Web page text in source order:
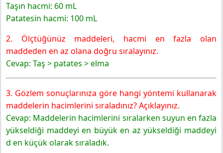
Taşın hacmi: 60 mL
Patatesin hacmi: 100 mL
2. Ölçtüğünüz maddeleri, hacmi en fazla olan
maddeden en az olana doğru sıralayınız.
Cevap: Taş > patates > elma
3. Gözlem sonuçlarınıza göre hangi yöntemi kullanarak
maddelerin hacimlerini sıraladınız? Açıklayınız.
Cevap: Maddelerin hacimlerini sıralarken suyun en fazla
yükseldiği maddeyi en büyük en az yükseldiği maddeyi
d en küçük olarak sıraladık.